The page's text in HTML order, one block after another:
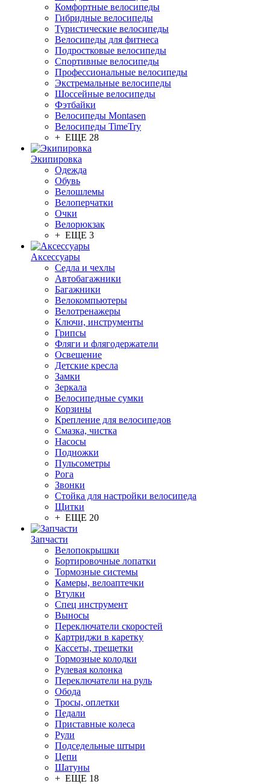
Комфортные велосипеды
Гибридные велосипеды
Туристические велосипеды
Велосипеды для фитнеса
Подростковые велосипеды
Спортивные велосипеды
Профессиональные велосипеды
Экстремальные велосипеды
Шоссейные велосипеды
Фэтбайки
Велосипеды Montasen
Велосипеды TimeTry
+ ЕЩЕ 28
Экипировка
Одежда
Обувь
Велошлемы
Велоперчатки
Очки
Велорюкзак
+ ЕЩЕ 3
Аксессуары
Седла и чехлы
Автобагажники
Багажники
Велокомпьютеры
Велотренажеры
Ключи, инструменты
Грипсы
Фляги и флягодержатели
Освещение
Детские кресла
Замки
Зеркала
Велосипедные сумки
Корзины
Крепление для велосипедов
Смазка, чистка
Насосы
Подножки
Пульсометры
Рога
Звонки
Стойка для настройки велосипеда
Щитки
+ ЕЩЕ 20
Запчасти
Велопокрышки
Бортировочные лопатки
Тормозные системы
Камеры, велоаптечки
Втулки
Спец инструмент
Выносы
Переключатели скоростей
Картриджи в каретку
Кассеты, трещетки
Тормозные колодки
Рулевая колонка
Переключатели на руль
Обода
Тросы, оплетки
Педали
Приставные колеса
Рули
Подседельные штыри
Цепи
Шатуны
+ ЕЩЕ 18